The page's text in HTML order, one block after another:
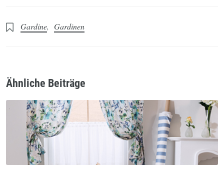
Gardine, Gardinen
Ähnliche Beiträge